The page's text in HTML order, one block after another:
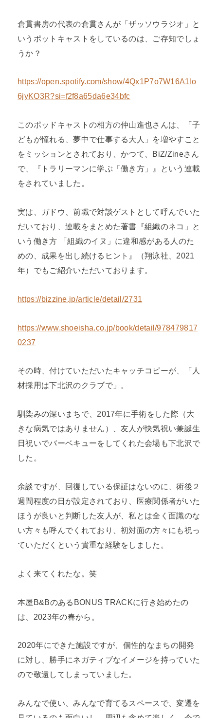
倉貫書房の代表の倉貫さんが「ザッソウラジオ」と
いうポットキャストをしているのは、ご存知でしょ
うか？
https://open.spotify.com/show/4Qx1P7o7W16A1Io
6jyKO3R?si=f2f8a65da6e34bfc
このポッドキャストの相方の仲山進也さんは、「子
どもが憧れる、夢中で仕事する大人」を増やすこと
をミッションとされており、かつて、BiZ/Zineさん
で、『トラリーマンに学ぶ「働き方」』という連載
をされていました。
実は、ガドウ、前職で対談ゲストとして呼んでいた
だいており、連載をまとめた著書『組織のネコ」と
いう働き方 「組織のイヌ」に違和感がある人のた
めの、成果を出し続けるヒント』（翔泳社、2021
年）でもご紹介いただいております。
https://bizzine.jp/article/detail/2731
https://www.shoeisha.co.jp/book/detail/978479817
0237
その時、付けていただいたキャッチコピーが、「人
材採用は下北沢のクラブで」。
馴染みの深いまちで、2017年に手術をした際（大
きな病気ではありません）、友人が快気祝い兼誕生
日祝いでバーベキューをしてくれた会場も下北沢で
した。
余談ですが、回復している保証はないのに、術後２
週間程度の日が設定されており、医療関係者がいた
ほうが良いと判断した友人が、私とは全く面識のな
い方々も呼んでくれており、初対面の方々にも祝っ
ていただくという貴重な経験をしました。
よく来てくれたな。笑
本屋B&BのあるBONUS TRACKに行き始めたの
は、2023年の春から。
2020年にできた施設ですが、個性的なまちの開発
に対し、勝手にネガティブなイメージを持っていた
ので敬遠してしまっていました。
みんなで使い、みんなで育てるスペースで、変遷を